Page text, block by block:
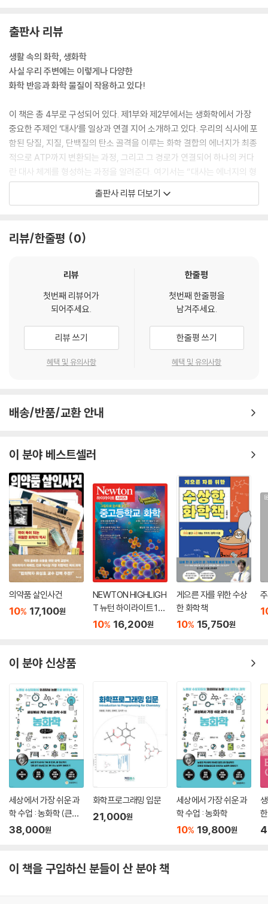
매일 1.2g의 콜레스테롤이 만들어지는데요. 음식으로 섭취하는 평균 콜레
스테롤양이 0.4g임을 고려하면 몸에서 만들어지는 콜레스테롤이 압도적
으로 많습니다. 하지만 기름진 음식을 지나치게 많이 섭취하면 혈중 콜레
스테롤양이 증가해 혈관에 축적되다가 동맥 경화를 일으킬 수도 있습니다.
식물이 영양을 전분의 형태로 저장하는 이유는 광합성할 수 없을 때를 대
비하기 위해서입니다. 광합성이 불가능한 상황도 다양한데, 씨앗이 발아할
때나 땅속줄기를 뻗어 번식할 때가 가장 중요합니다. 식물은 자손을 남기
기 위해 중요한 영양원을 씨앗의 씨젖이나 땅속줄기에 축적합니다. 관점을
바꾸어 생각해 보면 식물은 동물이 번식의 핵심 부위를 먹지 못하도록 대
비해야겠지요. 그래서 일부 식물은 동물로부터 자신을 보호하는 수단을 가
지게 되었습니다. 바로 알칼로이드를 비롯한 각종 독입니다.
와 지질 대사가 교차하는 메커니즘은 훨씬 복잡합니다. 인슐린이라는 호르
몬은 혈당을 조절하는 동시에 지질 대사에 관여하는 효소의 작용도 조절하
는데, 팔미트산 1분자를 만들 때 글루코스 약 18분자가 소비됩니다. 글루
코스 50g을 과다 섭취했다면 약 14g의 지질이 만들어진다는 뜻이지요.
당분을 너무 많이 섭취하지 않도록 주의해야겠죠?
---「12장 단것을 먹으면 왜 살이 찔까?: 당과 지질 대사의 교차」중에서
율적으로 운용할 수 있습니다. 우선 수입의 흐름을 이해하기 위해 우리가
지나면서 정상치로 떨어집니다. 이 단순한 변동 속에 우리 몸에서 일어나
농도가 아니라 각종 대사 이상이나 질환과 관련된 수치입니다. 에너지 공
급, 즉 당질과 지질을 섭취했을 때 일어나는 생체 반응을 생화학적 관점으
로 이해해 봅시다.
---「18장 살이 찌는 음식, 살이 빠지는 음식: 식사와 혈당」중에서
어떻게 하면 장시간 운동 능력을 효율적으로 키울 수 있을까요? 지금까지
배웠다시피 운동의 지속성을 결정하는 요인에는 ① 근육에서 당이 산화되
는 속도, ② 간에서 근육으로 당질이 공급되는 속도, ③ 근육에서 지질이
산화되는 속도, ④ 근육과 장에 저장되는 당질의 양 등이 있습니다. ①과
③의 대사 속도를 높이려면 그만큼 산소가 많이 공급되어야 한다는 점은
두말할 필요도 없지요. 지구력은 혈중 헤모글로빈양과 밀접한 관련이 있습
다.
---「22장 지구력 경기의 한계: 산소 호흡과 운동」중에서
유전자 표적 기술은 강력한 유전자 편집 도구이지만, 상동 재조합에 필요
한 긴 유전체 영역의 DNA를 클로닝해야 하는 데다 재조합 효율 또한 낮았
기에 시간과 수고가 많이 들었습니다. 하지만 최근 이를 대체할 유전체 편
집 기술이 개발되면서 간편하고 저렴하게 유전자를 고칠 수 있게 되었습니
다. 그중 하나인 CRISPR-Cas9(크리스퍼 캐스 나인)은 DNA 이중 가닥
을 자르는 편집 기술로, 현재 각종 생물 종에 널리 쓰입니다. CRISPR-Ca
s9은 원래 세균의 면역 체계로, 세균에 침입한 바이러스의 유전체 DNA만
선택적으로 자르는 효소입니다. 이 메커니즘을 밝혀내고 유전체 편집에 응
용할 가능성을 보인 제니퍼 다우드나와 에마뉘엘 샤르팡티에는 2020년
에 노벨 화학상을 받았습니다.
출판사 리뷰
생활 속의 화학, 생화학
사실 우리 주변에는 이렇게나 다양한
화학 반응과 화학 물질이 작용하고 있다!
이 책은 총 4부로 구성되어 있다. 제1부와 제2부에서는 생화학에서 가장
중요한 주제인 ‘대사’를 일상과 연결 지어 소개하고 있다. 우리의 식사에 포
함된 당질, 지질, 단백질의 탄소 골격을 이루는 화학 결합의 에너지가 최종
적으로 ATP까지 변환되는 과정, 그리고 그 경로가 연결되어 하나의 커다
란 대사 체계를 형성하는 과정을 알려준다. 여기서는 “대사는 에너지의 형
태 변화”라는 포괄적인 개념만 기억해도 충분하다. “결합을 끊어서 에너지
를 끌어내고, 에너지를 주입해서 결합을 만든다!” 이것만 알아도 다양한
이어서 제3부에서는 제2부에서 배운 대사가 우리 몸에서 어떻게 진행되는
이 조직과 기관을 만들고, 우리의 생명을 유지한다. 세포와 마찬가지로 조
유지한다. 우리가 오래 운동할 수 있는 이유는 몸에서 ATP를 만들어내는
여러 시스템 덕분이다. 당연하게 보내온 일상에도 사실은 생화학의 재미가
숨어 있다.
제4부에서는 대사와 함께 생화학의 중요한 주제인 유전자를 다루고 있다.
고 있다. 유전자 재조합 기술 안에 담긴 원리를 이해하고 장단점을 논할 수
견하는 기회가 될 것이다.
출판사 리뷰 더보기
리뷰/한줄평 0
리뷰
첫번째 리뷰어가
되어주세요.
리뷰 쓰기
혜택 및 유의사항
한줄평
첫번째 한줄평을
남겨주세요.
한줄평 쓰기
혜택 및 유의사항
배송/반품/교환 안내
이 분야 베스트셀러
의약품 살인사건
10% 17,100원
NEWTON HIGHLIGH
T 뉴턴 하이라이트 122
중고등학교 화학
10% 16,200원
게으른 자를 위한 수상
한 화학책
10% 15,750원
이 분야 신상품
세상에서 가장 쉬운 과
학 수업 : 농화학 (큰글
자책)
38,000원
화학프로그래밍 입문
21,000원
세상에서 가장 쉬운 과
학 수업 : 농화학
10% 19,800원
이 책을 구입하신 분들이 산 분야 책